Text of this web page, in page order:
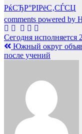
РќСЂР°РІРёС‚СЃСЏ
comments powered by
Навигация
по
Сегодня
Южный округ
после учений